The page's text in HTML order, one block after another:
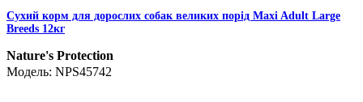
Сухий корм для дорослих собак великих порід Maxi Adult Large
Breeds 12кг
Nature's Protection
NPS45742